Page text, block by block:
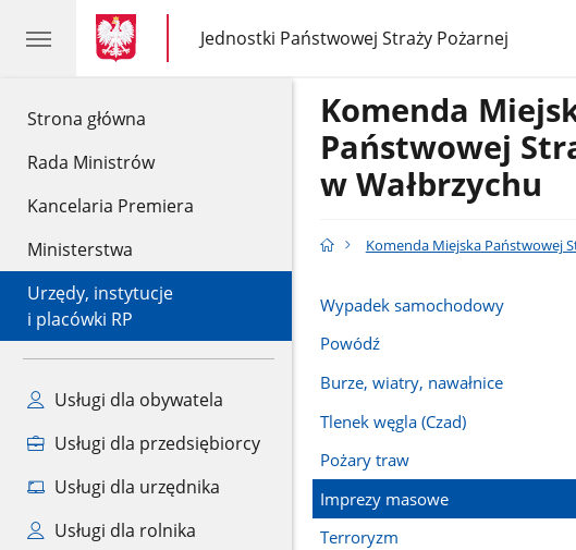
Strona główna
Rada Ministrów
Kancelaria Premiera
Ministerstwa
Urzędy, instytucje
i placówki RP
Usługi dla obywatela
Usługi dla przedsiębiorcy
Usługi dla urzędnika
Usługi dla rolnika
gov.pl
gov.pl
Jednostki Państwowej Straży Pożarnej
gov.pl
Jednostki
Państwowej
Komenda
Państwowej
w Wałbrzychu
Komenda Miejska Państwowej
Wypadek samochodowy
Powódź
Burze, wiatry, nawałnice
Tlenek węgla (Czad)
Pożary traw
Imprezy masowe
Terroryzm